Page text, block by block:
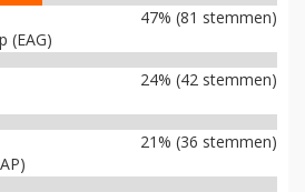
47% (81 stemmen)
(EAG)
24% (42 stemmen)
21% (36 stemmen)